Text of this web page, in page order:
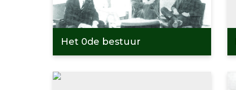
Het 0de bestuur